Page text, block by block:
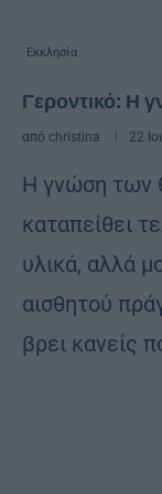
Εκκλησία
Γεροντικό: Η
από christina 22
Η γνώση των
καταπείθει
υλικά, αλλά
αισθητού
βρει κανείς